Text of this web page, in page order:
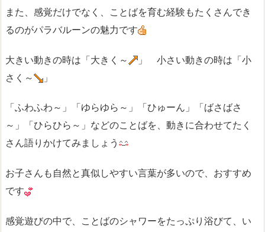
また、感覚だけでなく、ことばを育む経験もたくさんでき
るのがパラバルーンの魅力です
大きい動きの時は「大きく～
」 小さい動きの時は「小
さく～
」
「ふわふわ～」「ゆらゆら～」「ひゅーん」「ばさばさ
～」「ひらひら～」などのことばを、動きに合わせてたく
さん語りかけてみましょう
お子さんも自然と真似しやすい言葉が多いので、おすすめ
です
感覚遊びの中で、ことばのシャワーをたっぷり浴びて、い